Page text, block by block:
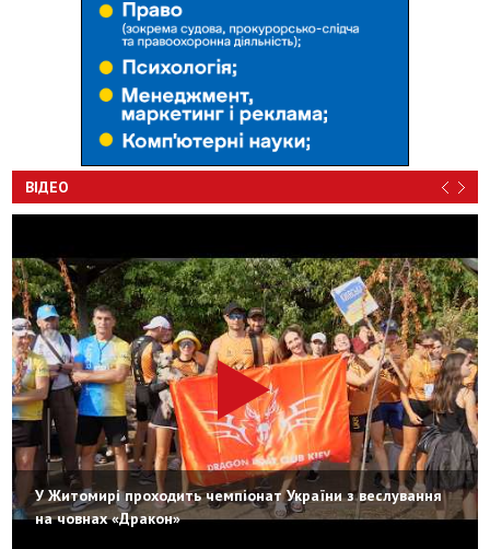
ВІДЕО
У Житомирі проходить чемпіонат України з веслування
на човнах «Дракон»